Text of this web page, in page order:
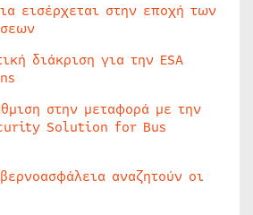
εισέρχεται στην εποχή των
διάκριση για την ESA
στην μεταφορά με την
Solution for Bus
αναζητούν οι